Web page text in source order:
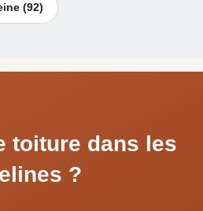
(92)
toiture dans les
?